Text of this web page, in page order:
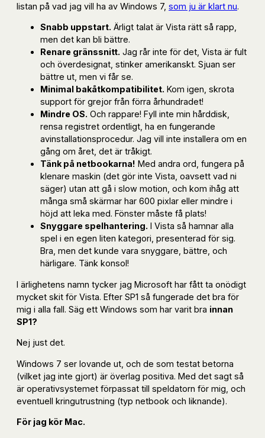
listan på vad jag vill ha av Windows 7, som ju är klart nu.
Snabb uppstart. Ärligt talat är Vista rätt så rapp,
men det kan bli bättre.
Renare gränssnitt. Jag rår inte för det, Vista är fult
och överdesignat, stinker amerikanskt. Sjuan ser
bättre ut, men vi får se.
Minimal bakåtkompatibilitet. Kom igen, skrota
support för grejor från förra århundradet!
Mindre OS. Och rappare! Fyll inte min hårddisk,
rensa registret ordentligt, ha en fungerande
avinstallationsprocedur. Jag vill inte installera om en
gång om året, det är tråkigt.
Tänk på netbookarna! Med andra ord, fungera på
klenare maskin (det gör inte Vista, oavsett vad ni
säger) utan att gå i slow motion, och kom ihåg att
många små skärmar har 600 pixlar eller mindre i
höjd att leka med. Fönster måste få plats!
Snyggare spelhantering. I Vista så hamnar alla
spel i en egen liten kategori, presenterad för sig.
Bra, men det kunde vara snyggare, bättre, och
härligare. Tänk konsol!
I ärlighetens namn tycker jag Microsoft har fått ta onödigt
mycket skit för Vista. Efter SP1 så fungerade det bra för
mig i alla fall. Säg ett Windows som har varit bra innan
SP1?
Nej just det.
Windows 7 ser lovande ut, och de som testat betorna
(vilket jag inte gjort) är överlag positiva. Med det sagt så
är operativsystemet förpassat till speldatorn för mig, och
eventuell kringutrustning (typ netbook och liknande).
För jag kör Mac.